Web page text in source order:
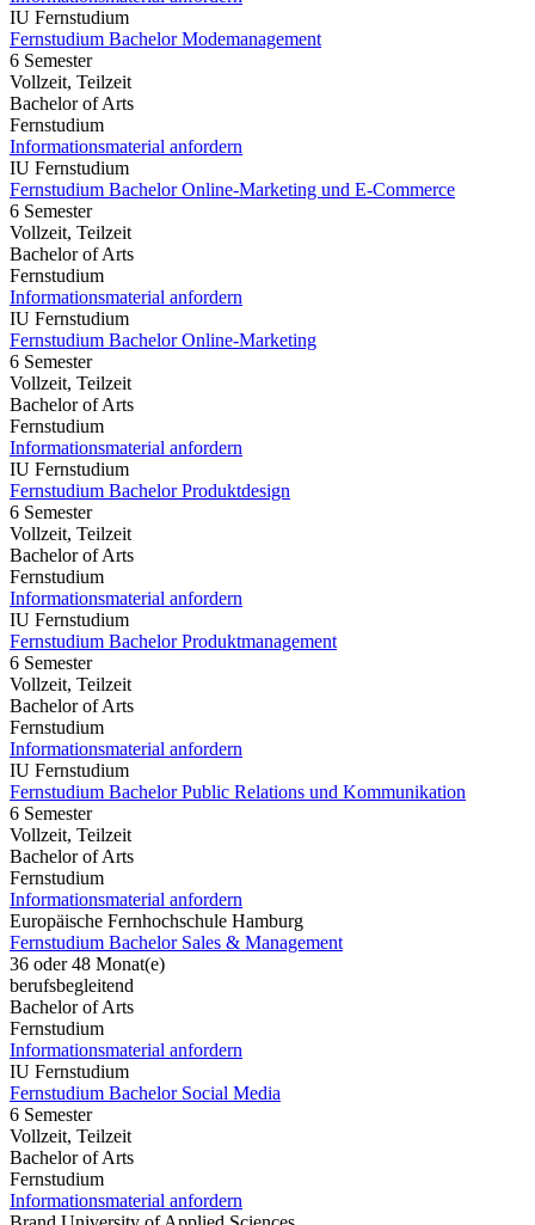
IU Fernstudium
Fernstudium Bachelor Modemanagement
6 Semester
Vollzeit, Teilzeit
Bachelor of Arts
Fernstudium
Informationsmaterial anfordern
IU Fernstudium
Fernstudium Bachelor Online-Marketing und E-Commerce
6 Semester
Vollzeit, Teilzeit
Bachelor of Arts
Fernstudium
Informationsmaterial anfordern
IU Fernstudium
Fernstudium Bachelor Online-Marketing
6 Semester
Vollzeit, Teilzeit
Bachelor of Arts
Fernstudium
Informationsmaterial anfordern
IU Fernstudium
Fernstudium Bachelor Produktdesign
6 Semester
Vollzeit, Teilzeit
Bachelor of Arts
Fernstudium
Informationsmaterial anfordern
IU Fernstudium
Fernstudium Bachelor Produktmanagement
6 Semester
Vollzeit, Teilzeit
Bachelor of Arts
Fernstudium
Informationsmaterial anfordern
IU Fernstudium
Fernstudium Bachelor Public Relations und Kommunikation
6 Semester
Vollzeit, Teilzeit
Bachelor of Arts
Fernstudium
Informationsmaterial anfordern
Europäische Fernhochschule Hamburg
Fernstudium Bachelor Sales & Management
36 oder 48 Monat(e)
berufsbegleitend
Bachelor of Arts
Fernstudium
Informationsmaterial anfordern
IU Fernstudium
Fernstudium Bachelor Social Media
6 Semester
Vollzeit, Teilzeit
Bachelor of Arts
Fernstudium
Informationsmaterial anfordern